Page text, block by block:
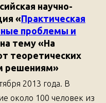
научно-
«Практическая
проблемы и
на тему «На
теоретических
решениям»
2013 года. В
около 100 человек из